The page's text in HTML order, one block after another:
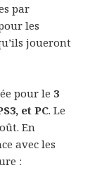
par
les
joueront
pour le 3
et PC. Le
En
avec les
: